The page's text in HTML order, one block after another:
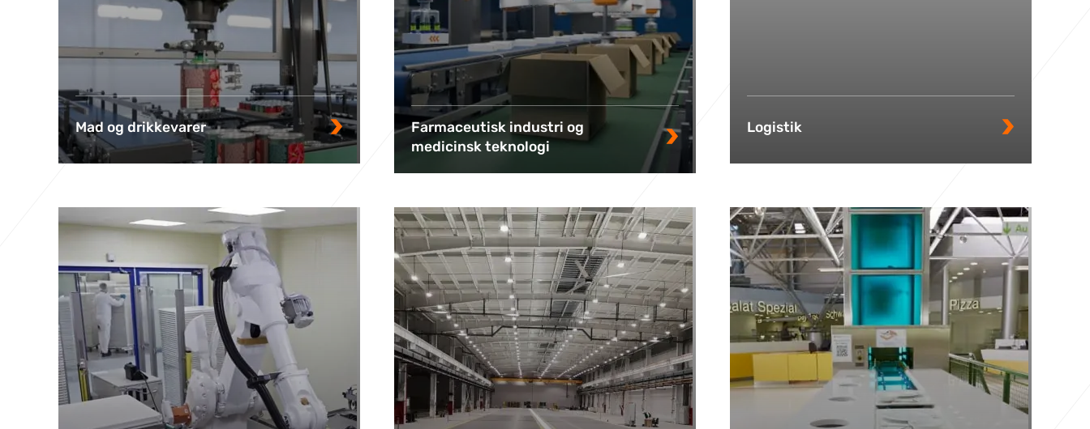
Mad og drikkevarer
Farmaceutisk industri og
medicinsk teknologi
Logistik